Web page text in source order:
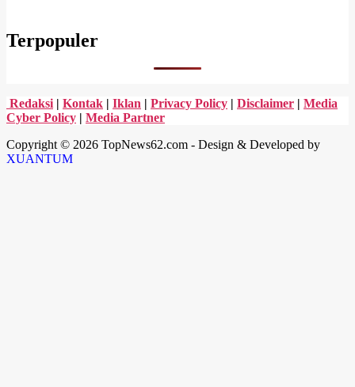
Terpopuler
Redaksi | Kontak | Iklan | Privacy Policy | Disclaimer | Media
Cyber Policy | Media Partner
Copyright © 2026 TopNews62.com - Design & Developed by
XUANTUM